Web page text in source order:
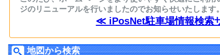
ジのリニューアルを行いましたのでお知らせいたします
≪ iPosNet駐車場情報検索
地図から検索